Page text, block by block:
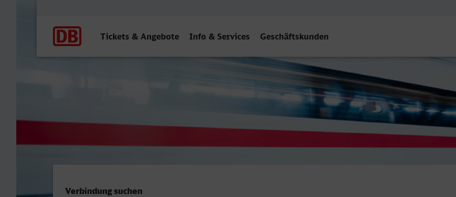
Tickets & Angebote Info & Services Geschäftskunden
Magdeburg Hbf - Velbert-Neviges
Verbindung suchen